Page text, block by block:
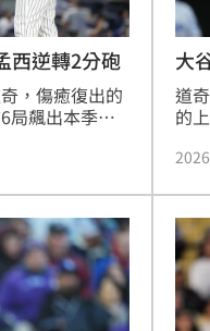
大幅收斂爭議 17:24
私下盤算曝光 17:22
力 展現後勤支援
長 獲凱西迪力挺
國來台尋找商機
價」中油公布了
西逆轉2分砲
，傷癒復出的
局飆出本季次
轉2分砲，勝
大
錄
道
的
史